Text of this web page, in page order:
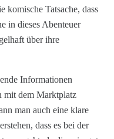
komische Tatsache, dass
in dieses Abenteuer
über ihre
Informationen
mit dem Marktplatz
man auch eine klare
dass es bei der